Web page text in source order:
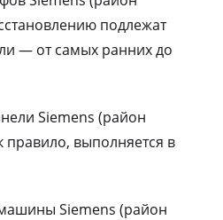
подлежат
— от самых ранних до
Siemens (район
выполняется в
Siemens (район